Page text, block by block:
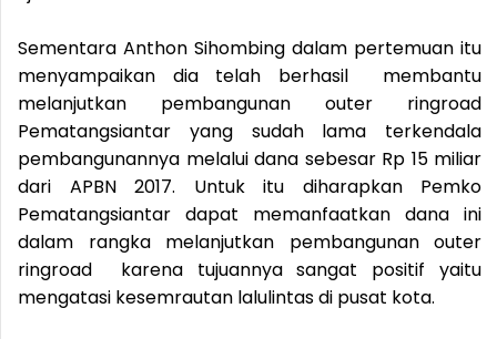
Sementara Anthon Sihombing dalam pertemuan itu
menyampaikan dia telah berhasil membantu
melanjutkan pembangunan outer ringroad
Pematangsiantar yang sudah lama terkendala
pembangunannya melalui dana sebesar Rp 15 miliar
dari APBN 2017. Untuk itu diharapkan Pemko
Pematangsiantar dapat memanfaatkan dana ini
dalam rangka melanjutkan pembangunan outer
ringroad karena tujuannya sangat positif yaitu
mengatasi kesemrautan lalulintas di pusat kota.